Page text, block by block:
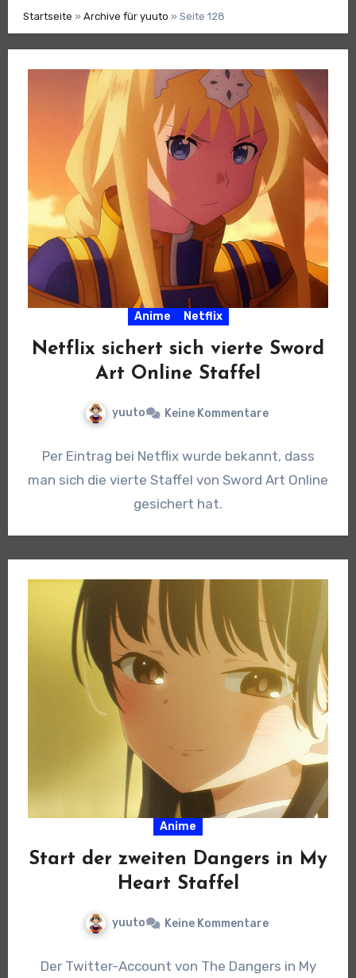
Startseite »Archive für yuuto »Seite 128
Anime Netflix
Netflix sichert sich vierte Sword
Art Online Staffel
yuuto Keine Kommentare
Per Eintrag bei Netflix wurde bekannt, dass
man sich die vierte Staffel von Sword Art Online
gesichert hat.
Anime
Start der zweiten Dangers in My
Heart Staffel
yuuto Keine Kommentare
Der Twitter-Account von The Dangers in My